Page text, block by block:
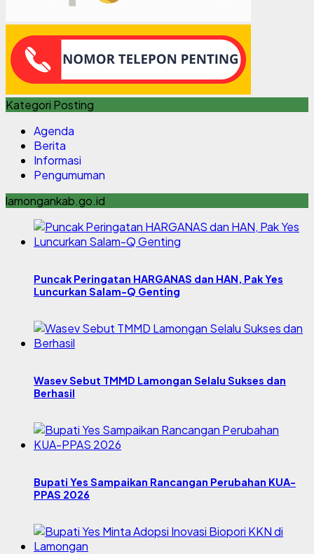
Kategori Posting
Agenda
Berita
Informasi
Pengumuman
lamongankab.go.id
Puncak Peringatan HARGANAS dan HAN, Pak Yes
Luncurkan Salam-Q Genting
Wasev Sebut TMMD Lamongan Selalu Sukses dan
Berhasil
Bupati Yes Sampaikan Rancangan Perubahan KUA-
PPAS 2026